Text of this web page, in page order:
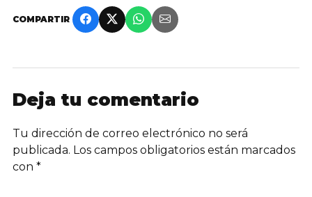
COMPARTIR
Deja tu comentario
Tu dirección de correo electrónico no será
publicada. Los campos obligatorios están marcados
con *